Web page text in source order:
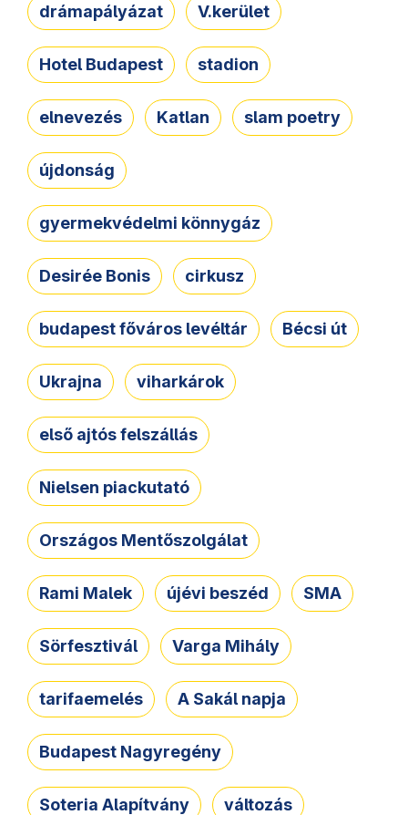
drámapályázat V.kerület
Hotel Budapest stadion
elnevezés Katlan slam poetry
újdonság
gyermekvédelmi könnygáz
Desirée Bonis cirkusz
budapest főváros levéltár Bécsi út
Ukrajna viharkárok
első ajtós felszállás
Nielsen piackutató
Országos Mentőszolgálat
Rami Malek újévi beszéd SMA
Sörfesztivál Varga Mihály
tarifaemelés A Sakál napja
Budapest Nagyregény
Soteria Alapítvány változás